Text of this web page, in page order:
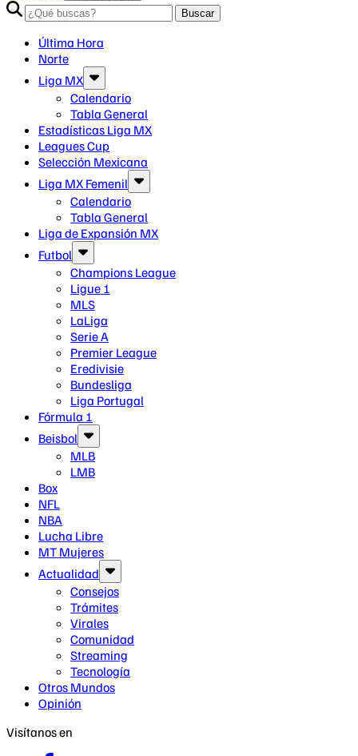
Buscar
Última Hora
Norte
Liga MX
Calendario
Tabla General
Estadísticas Liga MX
Leagues Cup
Selección Mexicana
Liga MX Femenil
Calendario
Tabla General
Liga de Expansión MX
Futbol
Champions League
Ligue 1
MLS
LaLiga
Serie A
Premier League
Eredivisie
Bundesliga
Liga Portugal
Fórmula 1
Beisbol
MLB
LMB
Box
NFL
NBA
Lucha Libre
MT Mujeres
Actualidad
Consejos
Trámites
Virales
Comunidad
Streaming
Tecnología
Otros Mundos
Opinión
Visítanos en